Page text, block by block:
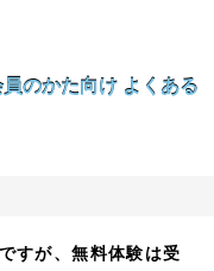
すが、無料体験は受